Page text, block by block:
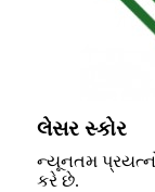
લેસર સ્કોર
ન્યૂનતમ
કરે છે.